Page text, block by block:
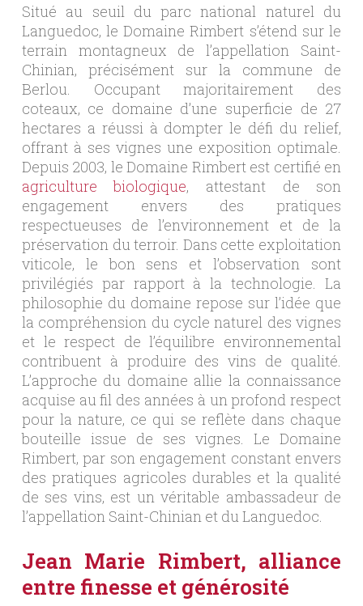
Situé au seuil du parc national naturel du
Languedoc, le Domaine Rimbert s’étend sur le
terrain montagneux de l’appellation Saint-
Chinian, précisément sur la commune de
Berlou. Occupant majoritairement des
coteaux, ce domaine d’une superficie de 27
hectares a réussi à dompter le défi du relief,
offrant à ses vignes une exposition optimale.
Depuis 2003, le Domaine Rimbert est certifié en
agriculture biologique, attestant de son
engagement envers des pratiques
respectueuses de l’environnement et de la
préservation du terroir. Dans cette exploitation
viticole, le bon sens et l’observation sont
privilégiés par rapport à la technologie. La
philosophie du domaine repose sur l’idée que
la compréhension du cycle naturel des vignes
et le respect de l’équilibre environnemental
contribuent à produire des vins de qualité.
L’approche du domaine allie la connaissance
acquise au fil des années à un profond respect
pour la nature, ce qui se reflète dans chaque
bouteille issue de ses vignes. Le Domaine
Rimbert, par son engagement constant envers
des pratiques agricoles durables et la qualité
de ses vins, est un véritable ambassadeur de
l’appellation Saint-Chinian et du Languedoc.
Jean Marie Rimbert, alliance
entre finesse et générosité